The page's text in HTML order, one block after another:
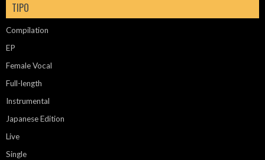
TIPO
Compilation
EP
Female Vocal
Full-length
Instrumental
Japanese Edition
Live
Single